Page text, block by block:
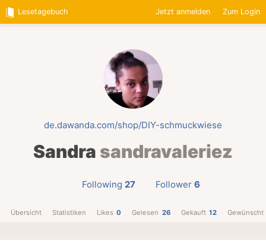
Lesetagebuch Jetzt anmelden Zum Login
de.dawanda.com/shop/DIY-schmuckwiese
Sandra sandravaleriez
Following 27 Follower 6
Übersicht Statistiken Likes 0 Gelesen 26 Gekauft 12 Gewünscht